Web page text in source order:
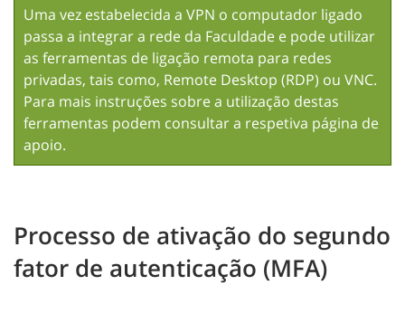
Uma vez estabelecida a VPN o computador ligado
passa a integrar a rede da Faculdade e pode utilizar
as ferramentas de ligação remota para redes
privadas, tais como, Remote Desktop (RDP) ou VNC.
Para mais instruções sobre a utilização destas
ferramentas podem consultar a respetiva página de
apoio.
Processo de ativação do segundo
fator de autenticação (MFA)